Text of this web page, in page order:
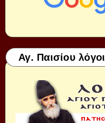
Αγ. Παισίου λόγοι